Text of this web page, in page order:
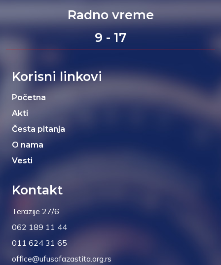
Radno vreme
9 - 17
Korisni linkovi
Početna
Akti
Česta pitanja
O nama
Vesti
Kontakt
Terazije 27/6
062 189 11 44
011 624 31 65
office@ufusafazastita.org.rs